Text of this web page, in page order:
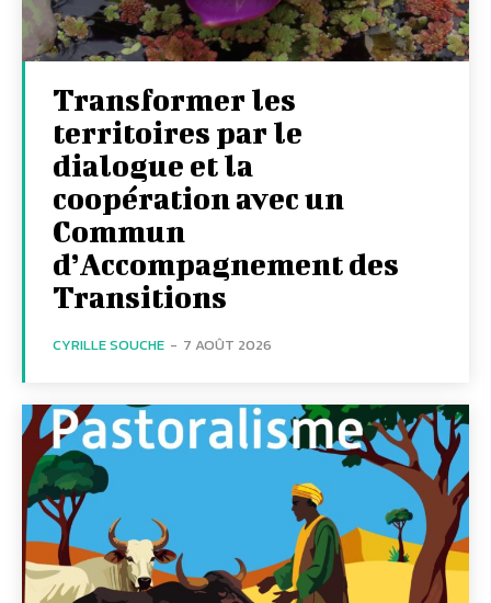
Transformer les
territoires par le
dialogue et la
coopération avec un
Commun
d’Accompagnement des
Transitions
CYRILLE SOUCHE - 7 AOÛT 2026